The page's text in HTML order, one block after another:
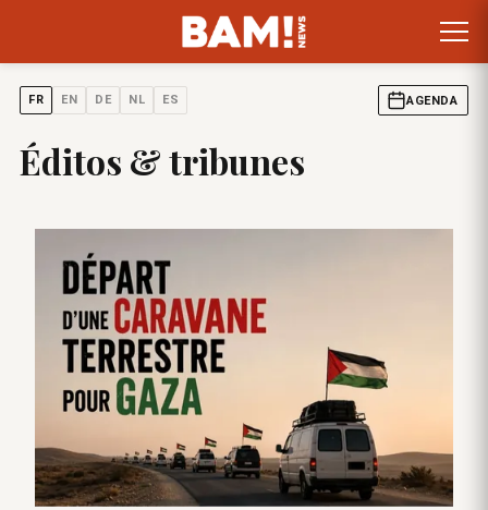
FR EN DE NL ES AGENDA
Éditos & tribunes